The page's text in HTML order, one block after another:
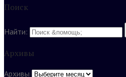
Поиск
Найти:
Архивы
Архивы